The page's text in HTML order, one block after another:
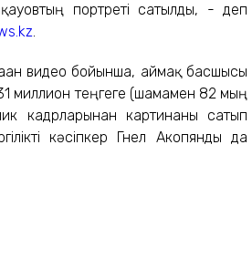
портреті сатылды, - деп
.
видео бойынша, аймақ басшысы
миллион теңгеге (шамамен 82 мың
кадрларынан картинаны сатып
кәсіпкер Гнел Акопянды да